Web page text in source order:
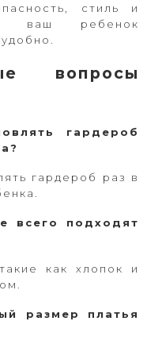
стиль и
ваш ребенок
вопросы
гардероб
гардероб раз в
всего подходят
как хлопок и
размер платья